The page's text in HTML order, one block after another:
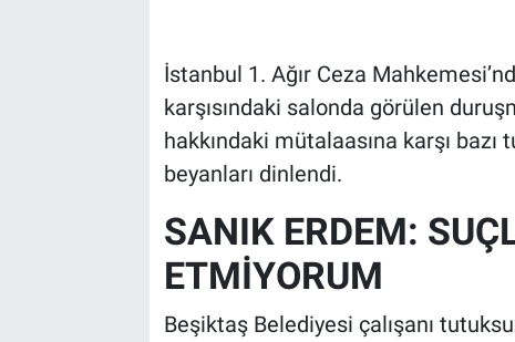
İstanbul 1. Ağır Ceza
karşısındaki salonda görülen
hakkındaki mütalaasına karşı
beyanları dinlendi.
SANIK ERDEM:
ETMİYORUM
Beşiktaş Belediyesi çalışanı